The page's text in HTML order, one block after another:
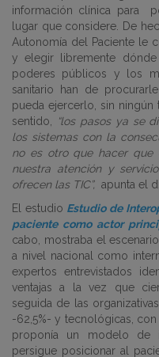
información clínica para
lugar que considere. De
Autonomía del Paciente le
y elegir libremente
poderes públicos y los
sanitario han de
pueda ejercerlo, sin ningún
sentido,
“los pasos ya se
los sistemas con la
no es otro que hacer
nuestra atención y
ofrecen las TIC”, apunta el
El estudio Estudio de
paciente como actor
cabo, mostraba el
a nivel nacional como
expertos entrevistados
ventajas a la vez que
seguida de las
-62,5%- y tecnológicas,
proponía un modelo de
persigue posicionar al